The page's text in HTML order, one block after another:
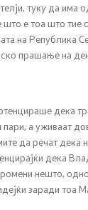
туку да има
што е тоа што тие
на Република
прашање на
дека
а уживаат
да речат дека
дека
нешто,
заради тоа